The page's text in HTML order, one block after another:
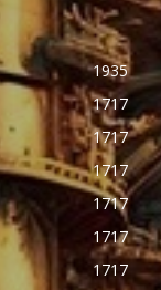
1935
1717
1717
1717
1717
1717
1717